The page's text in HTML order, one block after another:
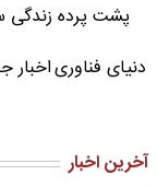
پشت پرده زندگی
دنیای فناوریاخبار
آخرین اخبار